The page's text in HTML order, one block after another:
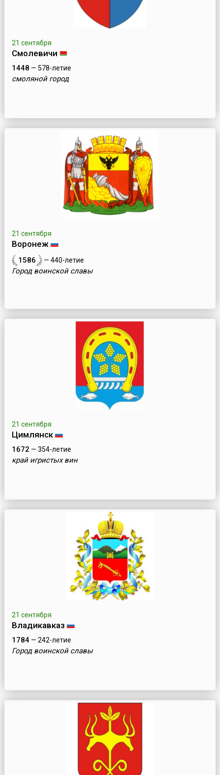
21 сентября
Смолевичи
1448 — 578-летие
смоляной город
21 сентября
Воронеж
1586 — 440-летие
Город воинской славы
21 сентября
Цимлянск
1672 — 354-летие
край игристых вин
21 сентября
Владикавказ
1784— 242-летие
Город воинской славы